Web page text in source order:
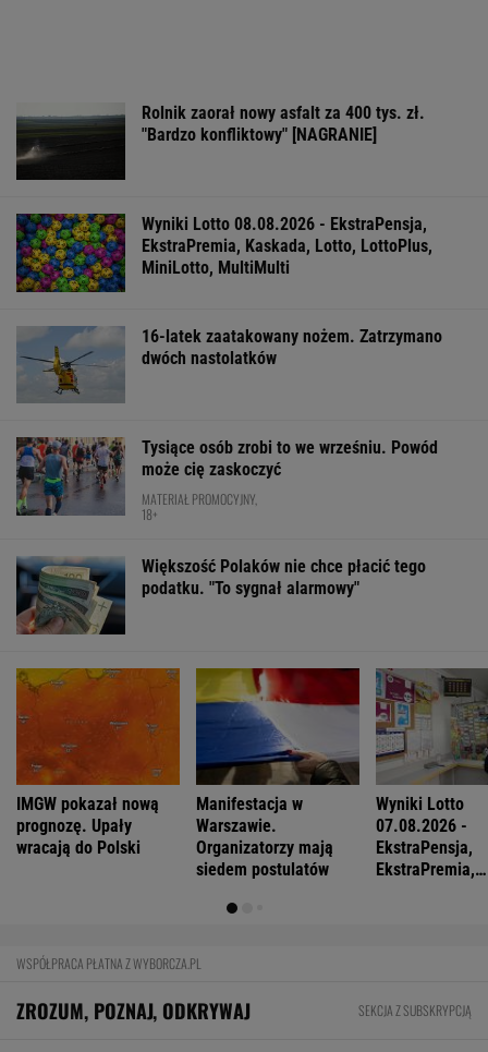
Rolnik zaorał nowy asfalt za 400 tys. zł.
"Bardzo konfliktowy" [NAGRANIE]
Wyniki Lotto 08.08.2026 - EkstraPensja,
EkstraPremia, Kaskada, Lotto, LottoPlus,
MiniLotto, MultiMulti
16-latek zaatakowany nożem. Zatrzymano
dwóch nastolatków
Tysiące osób zrobi to we wrześniu. Powód
może cię zaskoczyć
MATERIAŁ PROMOCYJNY,
18+
Większość Polaków nie chce płacić tego
podatku. "To sygnał alarmowy"
IMGW pokazał nową
prognozę. Upały
wracają do Polski
Manifestacja w
Warszawie.
Organizatorzy mają
siedem postulatów
Wyniki Lotto
07.08.2026 -
EkstraPensja,
EkstraPremia,
WSPÓŁPRACA PŁATNA Z WYBORCZA.PL
ZROZUM, POZNAJ, ODKRYWAJ SEKCJA Z SUBSKRYPCJĄ